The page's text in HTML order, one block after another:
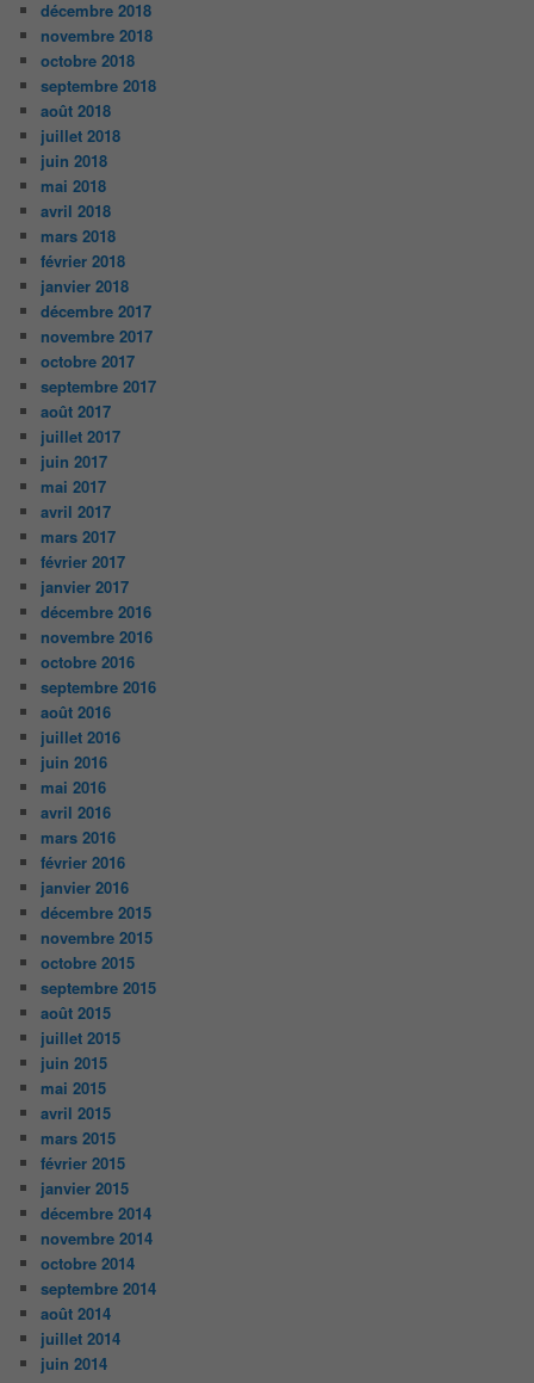
décembre 2018
novembre 2018
octobre 2018
septembre 2018
août 2018
juillet 2018
juin 2018
mai 2018
avril 2018
mars 2018
février 2018
janvier 2018
décembre 2017
novembre 2017
octobre 2017
septembre 2017
août 2017
juillet 2017
juin 2017
mai 2017
avril 2017
mars 2017
février 2017
janvier 2017
décembre 2016
novembre 2016
octobre 2016
septembre 2016
août 2016
juillet 2016
juin 2016
mai 2016
avril 2016
mars 2016
février 2016
janvier 2016
décembre 2015
novembre 2015
octobre 2015
septembre 2015
août 2015
juillet 2015
juin 2015
mai 2015
avril 2015
mars 2015
février 2015
janvier 2015
décembre 2014
novembre 2014
octobre 2014
septembre 2014
août 2014
juillet 2014
juin 2014